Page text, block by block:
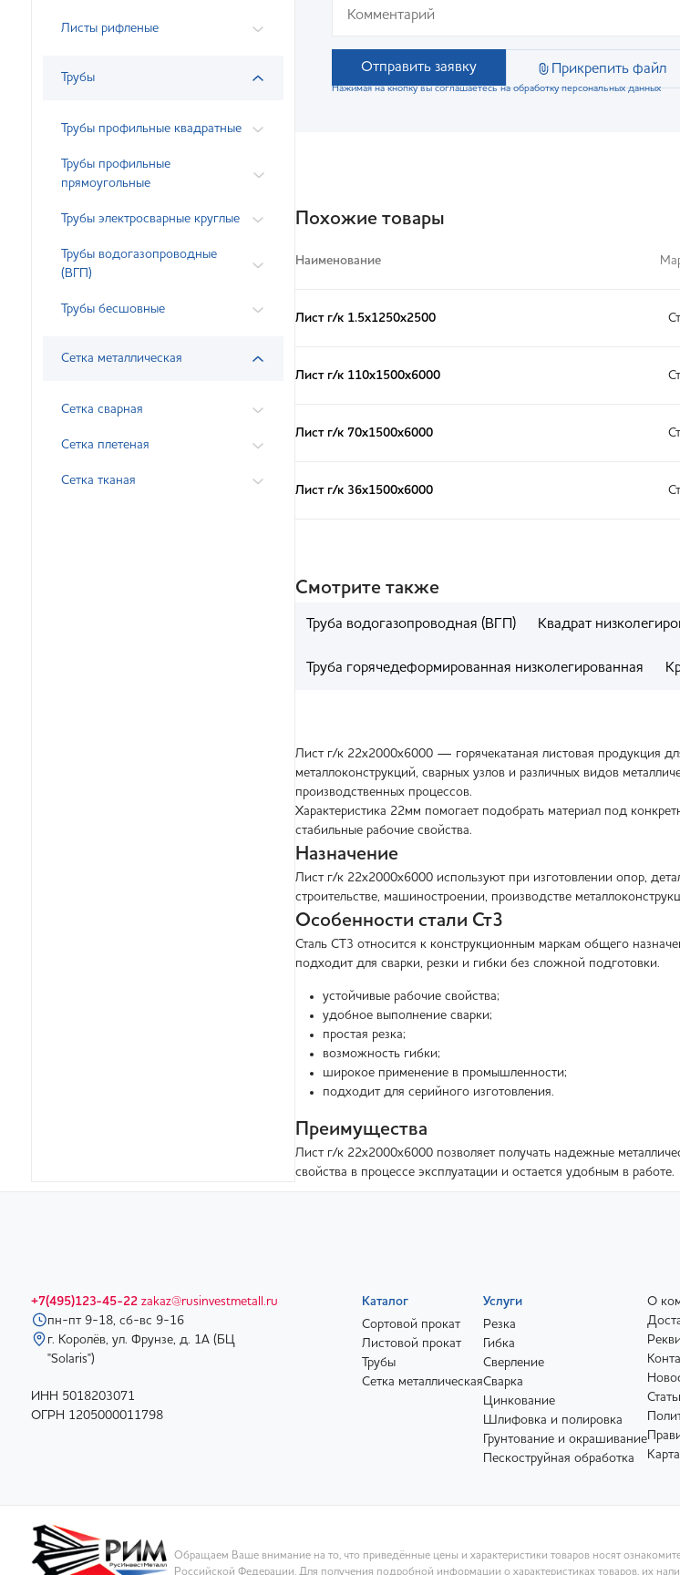
Листы рифленые
Трубы
Трубы профильные квадратные
Трубы профильные
прямоугольные
Трубы электросварные круглые
Трубы водогазопроводные
(ВГП)
Трубы бесшовные
Сетка металлическая
Сетка сварная
Сетка плетеная
Сетка тканая
Отправить заявку Прикрепить файл
Нажимая на кнопку вы соглашаетесь на обработку персональных данных
Похожие товары
Наименование
Лист г/к 1.5x1250x2500
Лист г/к 110х1500х6000
Лист г/к 70х1500х6000
Лист г/к 36х1500х6000
Смотрите также
Труба водогазопроводная (ВГП) Квадрат
Труба горячедеформированная низколегированная
Лист г/к 22х2000х6000 — горячекатаная листовая продукция
металлоконструкций, сварных узлов и различных видов
производственных процессов.
Характеристика 22мм помогает подобрать материал под
стабильные рабочие свойства.
Назначение
Лист г/к 22х2000х6000 используют при изготовлении опор,
строительстве, машиностроении, производстве
Особенности стали Ст3
Сталь СТ3 относится к конструкционным маркам общего
подходит для сварки, резки и гибки без сложной подготовки.
устойчивые рабочие свойства;
удобное выполнение сварки;
простая резка;
возможность гибки;
широкое применение в промышленности;
подходит для серийного изготовления.
Преимущества
Лист г/к 22х2000х6000 позволяет получать надежные
свойства в процессе эксплуатации и остается удобным в работе.
+7(495)123-45-22 zakaz@rusinvestmetall.ru
пн-пт 9-18, сб-вс 9-16
г. Королёв, ул. Фрунзе, д. 1А (БЦ
"Solaris")
ИНН 5018203071
ОГРН 1205000011798
Каталог
Сортовой прокат
Листовой прокат
Трубы
Сетка металлическая
Услуги
Резка
Гибка
Сверление
Сварка
Цинкование
Шлифовка и полировка
Грунтование и окрашивание
Пескоструйная обработка
О
Обращаем Ваше внимание на то, что приведённые цены и характеристики товаров носят
Российской Федерации. Для получения подробной информации о характеристиках товаров, их